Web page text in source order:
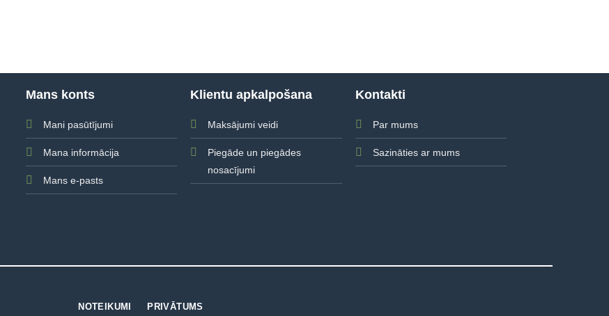
Mans konts
Mani pasūtījumi
Mana informācija
Mans e-pasts
Klientu apkalpošana
Maksājumi veidi
Piegāde un piegādes
nosacījumi
Kontakti
Par mums
Sazināties ar mums
NOTEIKUMI PRIVĀTUMS